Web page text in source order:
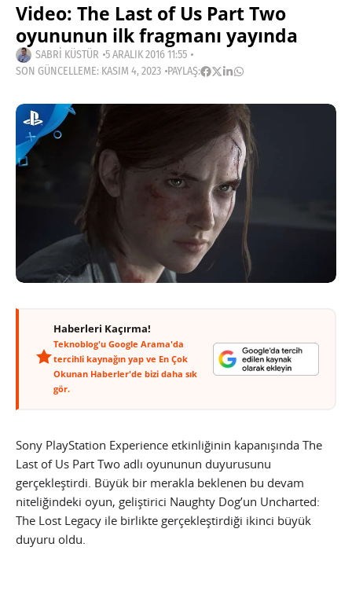
Video: The Last of Us Part Two
oyununun ilk fragmanı yayında
SABRI KÜSTÜR 5 ARALIK 2016 11:55
SON GÜNCELLEME: KASIM 4, 2023 PAYLAŞ:
Haberleri Kaçırma!
Teknoblog'u Google Arama'da
tercihli kaynağın yap ve En Çok
Okunan Haberler'de bizi daha sık
gör.
Sony PlayStation Experience etkinliğinin kapanışında The
Last of Us Part Two adlı oyununun duyurusunu
gerçekleştirdi. Büyük bir merakla beklenen bu devam
niteliğindeki oyun, geliştirici Naughty Dog’un Uncharted:
The Lost Legacy ile birlikte gerçekleştirdiği ikinci büyük
duyuru oldu.